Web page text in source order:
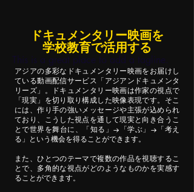
ドキュメンタリー映画を
学校教育で活用する
This is a great place to add a tagline.
アジアの多彩なドキュメンタリー映画をお届けし
ている動画配信サービス「アジアンドキュメンタ
リーズ」。ドキュメンタリー映画は作家の視点で
「現実」を切り取り構成した映像表現です。そこ
には、作り手の強いメッセージや主張が込められ
ており、 こうした視点を通して現実と向き合うこ
とで世界を舞台に、「知る」→「学ぶ」→「考え
る」という機会を得ることができます。
また、ひとつのテーマで複数の作品を視聴するこ
とで、多角的な視点がどのようなものかを実感す
ることができます。